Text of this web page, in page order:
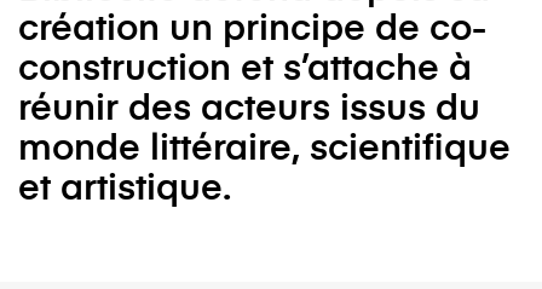
création un principe de co-
construction et s’attache à
réunir des acteurs issus du
monde littéraire, scientifique
et artistique.